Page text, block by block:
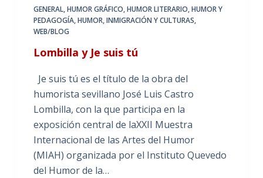
GENERAL,HUMOR GRÁFICO,HUMOR LITERARIO,HUMOR Y
PEDAGOGÍA,HUMOR, INMIGRACIÓN Y CULTURAS,
WEB/BLOG
Lombilla y Je suis tú
Je suis tú es el título de la obra del
humorista sevillano José Luis Castro
Lombilla, con la que participa en la
exposición central de laXXII Muestra
Internacional de las Artes del Humor
(MIAH) organizada por el Instituto Quevedo
del Humor de la…